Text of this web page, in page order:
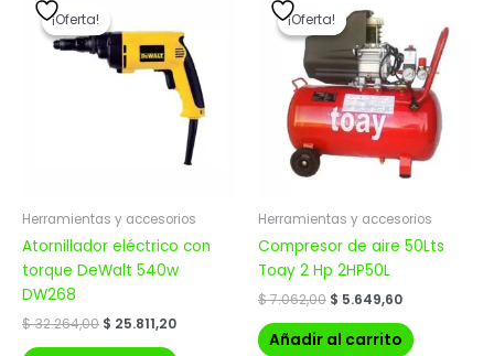
¡Oferta!
¡Oferta!
Herramientas y accesorios
Atornillador eléctrico con
torque DeWalt 540w
DW268
$32.264,00
original
era:
$ 32.264,00.
$ 25.811,20
actual
es:
$ 25.811,20.
¡Oferta!
¡Oferta!
Herramientas y accesorios
Compresor de aire 50Lts
Toay 2 Hp 2HP50L
$7.062,00
precio
original
era:
$ 7.062,00.
$ 5.649,60
actual
es:
$ 5.649,60.
Añadir al carrito